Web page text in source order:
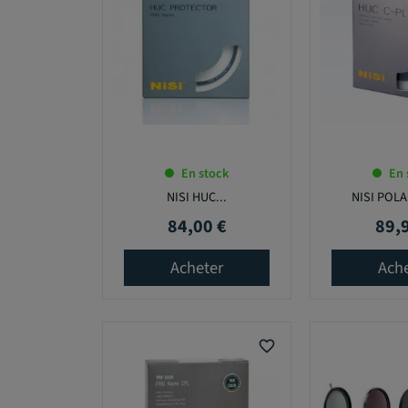
En stock
NISI HUC...
Prix
84,00 €
Acheter
En
NISI
Prix
favorite_border